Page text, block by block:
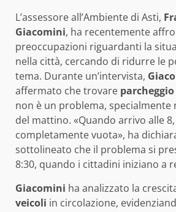
L’assessore all’Ambiente di Asti,
Giacomini, ha recentemente
preoccupazioni riguardanti la
nella città, cercando di ridurre le
tema. Durante un’intervista,
affermato che trovare parcheggio
non è un problema, specialmente
del mattino. «Quando arrivo alle
completamente vuota», ha
sottolineato che il problema si
8:30, quando i cittadini iniziano a
Giacomini ha analizzato la
veicoli in circolazione,